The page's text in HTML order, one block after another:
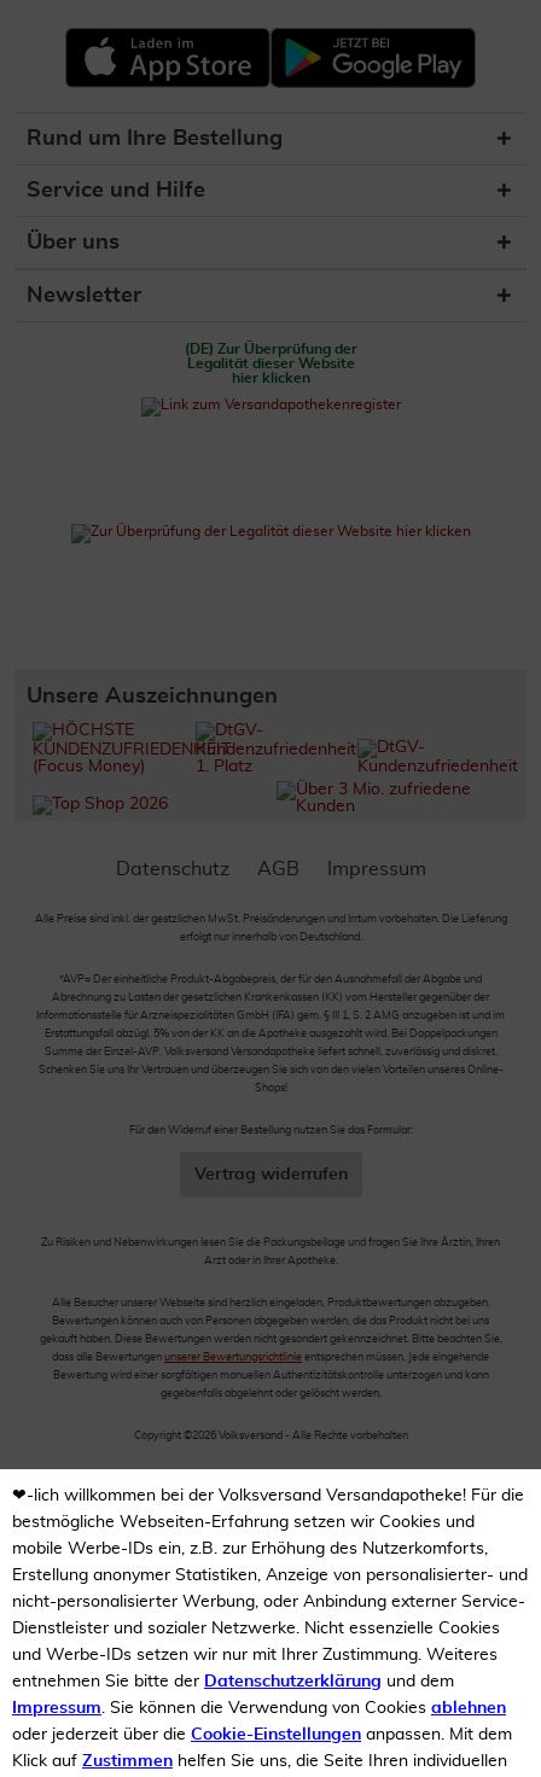
Rund um Ihre Bestellung
Service und Hilfe
Über uns
Newsletter
(DE) Zur Überprüfung der
Legalität dieser Website
hier klicken
Unsere Auszeichnungen
Datenschutz AGB Impressum
Alle Preise sind inkl. der gestzlichen MwSt. Preisänderungen und Irrtum vorbehalten. Die Lieferung
erfolgt nur innerhalb von Deutschland.
*AVP= Der einheitliche Produkt-Abgabepreis, der für den Ausnahmefall der Abgabe und
Abrechnung zu Lasten der gesetzlichen Krankenkassen (KK) vom Hersteller gegenüber der
Informationsstelle für Arzneispezialitäten GmbH (IFA) gem. § III 1, S. 2 AMG anzugeben ist und im
Erstattungsfall abzügl. 5% von der KK an die Apotheke ausgezahlt wird. Bei Doppelpackungen
Summe der Einzel-AVP. Volksversand Versandapotheke liefert schnell, zuverlässig und diskret.
Schenken Sie uns Ihr Vertrauen und überzeugen Sie sich von den vielen Vorteilen unseres Online-
Shops!
Für den Widerruf einer Bestellung nutzen Sie das Formular:
Vertrag widerrufen
Zu Risiken und Nebenwirkungen lesen Sie die Packungsbeilage und fragen Sie Ihre Ärztin, Ihren
Arzt oder in Ihrer Apotheke.
Alle Besucher unserer Webseite sind herzlich eingeladen, Produktbewertungen abzugeben.
Bewertungen können auch von Personen abgegeben werden, die das Produkt nicht bei uns
gekauft haben. Diese Bewertungen werden nicht gesondert gekennzeichnet. Bitte beachten Sie,
dass alle Bewertungen unserer Bewertungsrichtlinie entsprechen müssen. Jede eingehende
Bewertung wird einer sorgfältigen manuellen Authentizitätskontrolle unterzogen und kann
gegebenfalls abgelehnt oder gelöscht werden.
Copyright ©2026 Volksversand - Alle Rechte vorbehalten
❤-lich willkommen bei der Volksversand Versandapotheke! Für die
bestmögliche Webseiten-Erfahrung setzen wir Cookies und
mobile Werbe-IDs ein, z.B. zur Erhöhung des Nutzerkomforts,
Erstellung anonymer Statistiken, Anzeige von personalisierter- und
nicht-personalisierter Werbung, oder Anbindung externer Service-
Dienstleister und sozialer Netzwerke. Nicht essenzielle Cookies
und Werbe-IDs setzen wir nur mit Ihrer Zustimmung. Weiteres
entnehmen Sie bitte der Datenschutzerklärung und dem
Impressum. Sie können die Verwendung von Cookies ablehnen
oder jederzeit über die Cookie-Einstellungen anpassen. Mit dem
Klick auf Zustimmen helfen Sie uns, die Seite Ihren individuellen